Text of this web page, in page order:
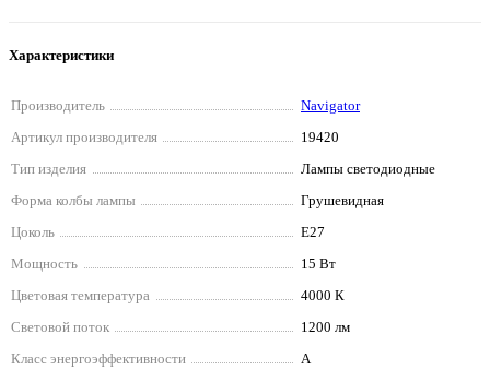
Характеристики
Производитель
Navigator
Артикул производителя
19420
Тип изделия
Лампы светодиодные
Форма колбы лампы
Грушевидная
Цоколь
E27
Мощность
15 Вт
Цветовая температура
4000 К
Световой поток
1200 лм
Класс энергоэффективности
A